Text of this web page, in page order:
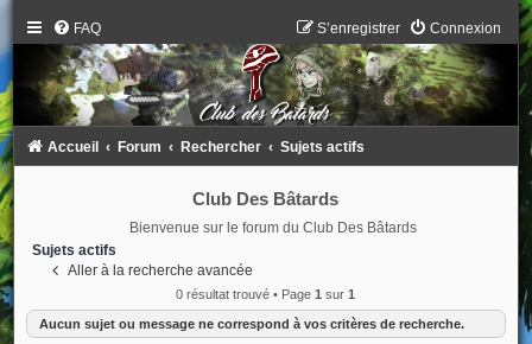
FAQ Connexion
S’enregistrer
Accueil Forum Rechercher Sujets actifs
Club Des Bâtards
Bienvenue sur le forum du Club Des Bâtards
Sujets actifs
Aller à la recherche avancée
0 résultat trouvé • Page1 sur1
Aucun sujet ou message ne correspond à vos critères de recherche.